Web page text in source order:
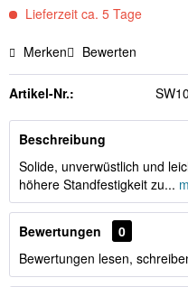
Lieferzeit ca. 5 Tage
Merken Bewerten
Artikel-Nr.:
Beschreibung
Solide, unverwüstlich und
höhere Standfestigkeit zu...
Bewertungen
0
Bewertungen lesen,